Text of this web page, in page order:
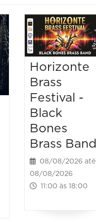
Horizonte
Brass
Festival -
Black
Bones
Brass Band
08/08/2026 até
08/08/2026
11:00 às 18:00